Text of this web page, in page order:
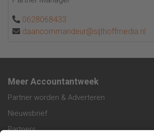
0628068433
daancommandeur@sijthoffmedia.nl
Meer Accountantweek
Partner worden & Adverteren
Nieuwsbrief
Partners